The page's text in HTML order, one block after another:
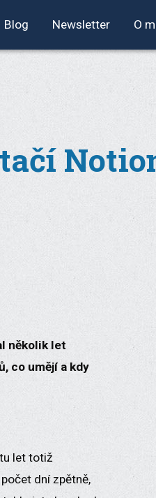
Blog Newsletter O
několik let
co umějí a kdy
let totiž
dní zpětně,